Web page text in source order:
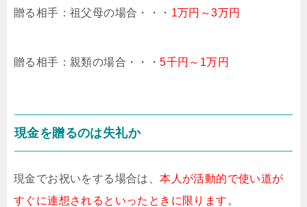
贈る相手：祖父母の場合・・・ 1万円～3万円
贈る相手：親類の場合・・・5千円～1万円
現金を贈るのは失礼か
現金でお祝いをする場合は、本人が活動的で使い道が
すぐに連想されるといったときに限ります 。